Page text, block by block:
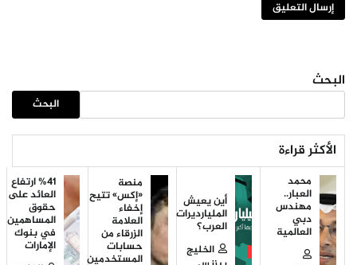
البحث
البحث
الأكثر قراءة
محمد
العبار..
مهندس
دبي
العالمية
أين يعيش
المليارديرات
العرب؟
الخليج
منصة
«إكس» تتيح
إخفاء
العلامة
الزرقاء من
حسابات
المستخدمين
%41 ارتفاع
العائد على
حقوق
المساهمين
في بنوك
الإمارات